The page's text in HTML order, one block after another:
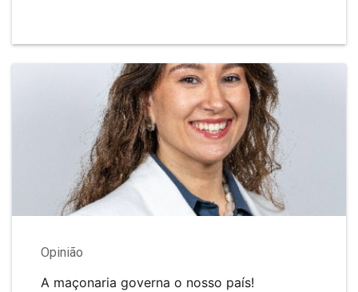
Opinião
A maçonaria governa o nosso país!